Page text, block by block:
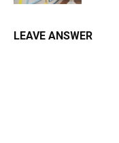
LEAVE ANSWER